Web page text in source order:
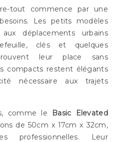
tout commence par une
Les petits modèles
déplacements urbains
clés et quelques
leur place sans
compacts restent élégants
nécessaire aux trajets
comme le
Basic Elevated
de 50cm x 17cm x 32cm,
professionnelles. Leur